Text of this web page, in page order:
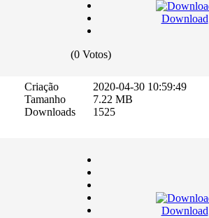
(0 Votos)
Download
Criação
Tamanho
Downloads
2020-04-30 10:59:49
7.22 MB
1525
Download